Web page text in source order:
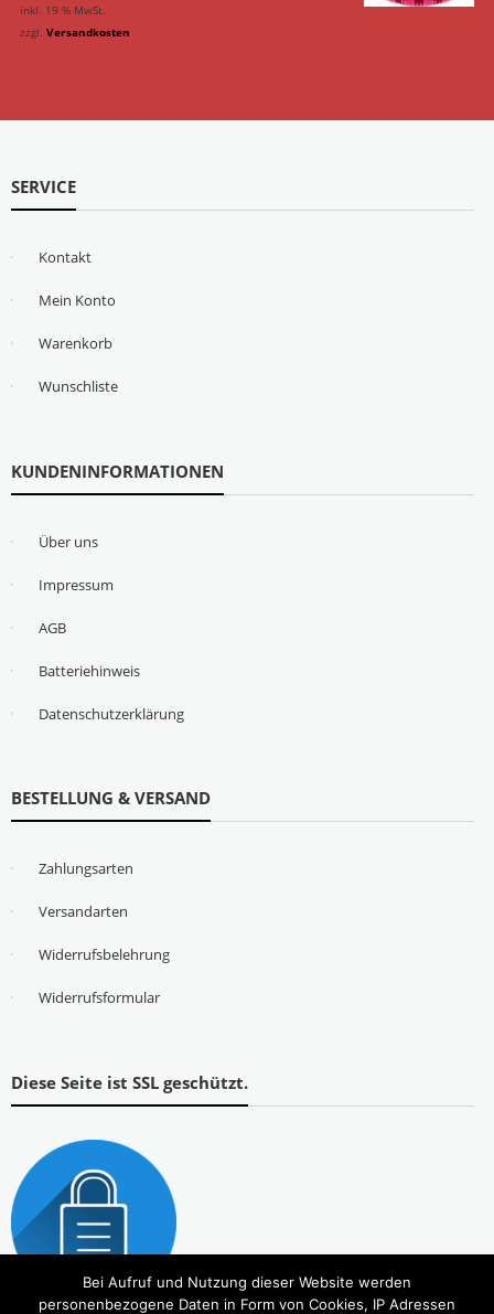
inkl. 19 % MwSt.
zzgl. Versandkosten
SERVICE
Kontakt
Mein Konto
Warenkorb
Wunschliste
KUNDENINFORMATIONEN
Über uns
Impressum
AGB
Batteriehinweis
Datenschutzerklärung
BESTELLUNG & VERSAND
Zahlungsarten
Versandarten
Widerrufsbelehrung
Widerrufsformular
Diese Seite ist SSL geschützt.
Bei Aufruf und Nutzung dieser Website werden
personenbezogene Daten in Form von Cookies, IP Adressen